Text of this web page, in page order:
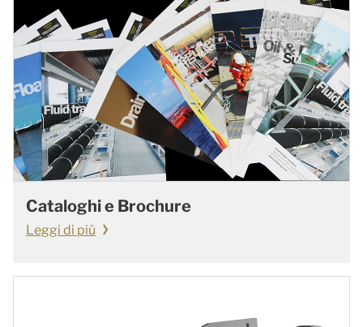
Cataloghi e Brochure
Leggi di più